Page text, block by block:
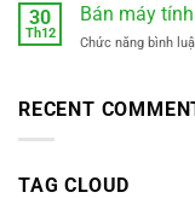
30
Th12
Bán máy
Chức năng bình
RECENT
TAG CLOUD